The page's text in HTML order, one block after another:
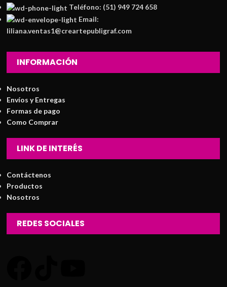
Teléfono: (51) 949 724 658
Email:
liliana.ventas1@creartepubligraf.com
INFORMACIÓN
Nosotros
Envíos y Entregas
Formas de pago
Como Comprar
LINK DE INTERÉS
Contáctenos
Productos
Nosotros
REDES SOCIALES